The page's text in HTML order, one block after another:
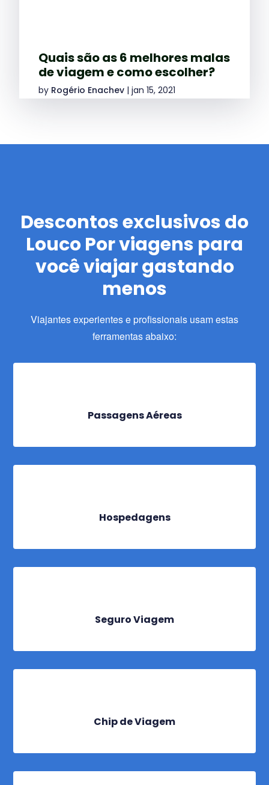
Quais são as 6 melhores malas
de viagem e como escolher?
by Rogério Enachev |jan 15, 2021
Descontos exclusivosdo
Louco Por viagens para
você viajar gastando
menos
Viajantes experientes e profissionais usam estas
ferramentas abaixo:
Passagens Aéreas
Hospedagens
Seguro Viagem
Chip de Viagem